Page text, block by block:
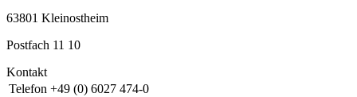
63801 Kleinostheim
Postfach 11 10
Kontakt
Telefon +49 (0) 6027 474-0